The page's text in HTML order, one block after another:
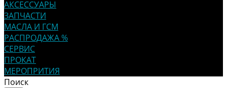
АКСЕССУАРЫ
ЗАПЧАСТИ
МАСЛА И ГСМ
РАСПРОДАЖА %
СЕРВИС
ПРОКАТ
МЕРОПРИТИЯ
Поиск